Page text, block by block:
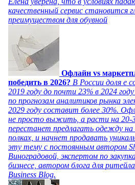
качественный сервис становится
преимуществом для обувной
Офлайн vs
победить в 2026? В России доля e
2019 году до почти 23% в 2024
по прогнозам аналитиков рынка
2029 году составит более 30%.
не просто выжить, а расти на 20-
перестанет предлагать одежду на
полках, и начнет продавать
эту тему с постоянным автором
Виноградовой, экспертом по
бизнесе, автором блога для
Business Blog.